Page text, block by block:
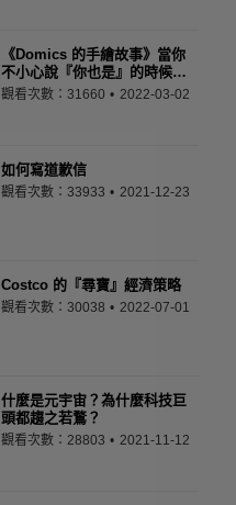
《Domics 的手繪故事》當你
不小心說『你也是』的時候…
觀看次數：31660 2022-03-02
如何寫道歉信
觀看次數：33933 2021-12-23
Costco 的『尋寶』經濟策略
觀看次數：30038 2022-07-01
什麼是元宇宙？為什麼科技巨
頭都趨之若鶩？
觀看次數：28803 2021-11-12